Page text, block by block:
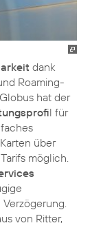
dank
Roaming-
hat der
l für
über
möglich.
von Ritter,